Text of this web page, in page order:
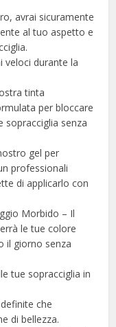
avrai sicuramente
al tuo aspetto e
veloci durante la
tinta
per bloccare
sopracciglia senza
gel per
professionali
di applicarlo con
Morbido – Il
le tue colore
il giorno senza
tue sopracciglia in
che
di bellezza.